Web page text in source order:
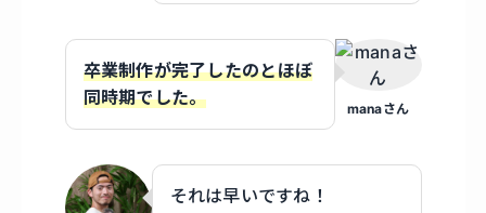
manaさん
卒業制作が完了したのとほぼ
同時期でした。
それは早いですね！